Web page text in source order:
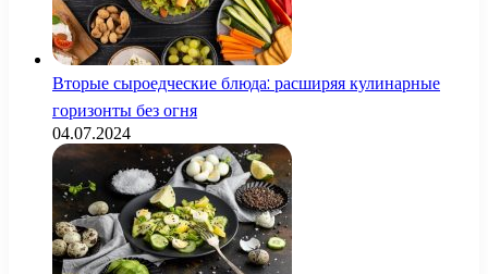
Вторые сыроедческие блюда: расширяя кулинарные
горизонты без огня
04.07.2024